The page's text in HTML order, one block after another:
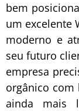
bem
um excelente
moderno e
seu futuro
empresa
orgânico com
ainda mais